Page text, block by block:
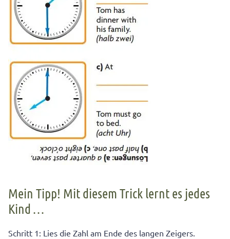
Mein Tipp! Mit diesem Trick lernt es jedes
Kind …
Schritt 1: Lies die Zahl am Ende des langen Zeigers.